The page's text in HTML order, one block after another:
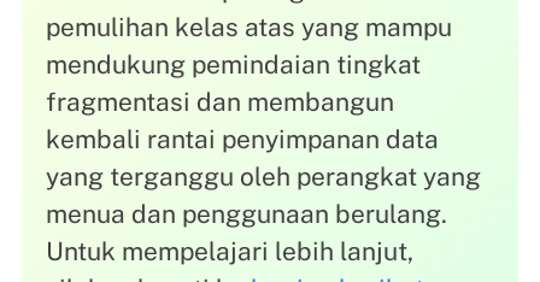
pemulihan kelas atas yang mampu
mendukung pemindaian tingkat
fragmentasi dan membangun
kembali rantai penyimpanan data
yang terganggu oleh perangkat yang
menua dan penggunaan berulang.
Untuk mempelajari lebih lanjut,